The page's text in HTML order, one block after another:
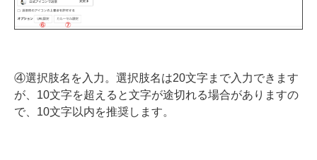
④選択肢名を入力。選択肢名は20文字まで入力できます
が、10文字を超えると文字が途切れる場合がありますの
で、10文字以内を推奨します。